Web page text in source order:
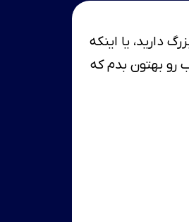
دارید، یا اینکه
یا 20 میلیارد، میخوام این خبر خوب رو بهتون بدم که